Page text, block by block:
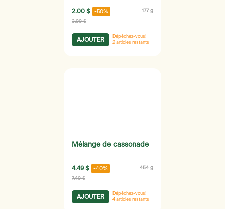
2.00 $ -50% 177 g
3.99 $
AJOUTER
Dépêchez-vous!
2 articles restants
Mélange de cassonade
4.49 $ -40% 454 g
7.49 $
AJOUTER
Dépêchez-vous!
4 articles restants